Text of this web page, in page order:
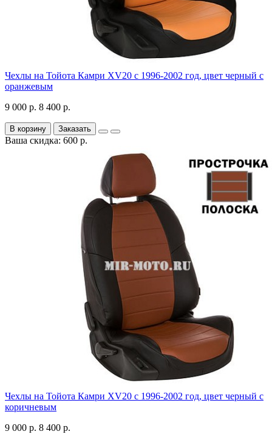
Чехлы на Тойота Камри XV20 с 1996-2002 год, цвет черный с
оранжевым
9 000 р. 8 400 р.
В корзину Заказать
Ваша скидка: 600 р.
Чехлы на Тойота Камри XV20 с 1996-2002 год, цвет черный с
коричневым
9 000 р. 8 400 р.